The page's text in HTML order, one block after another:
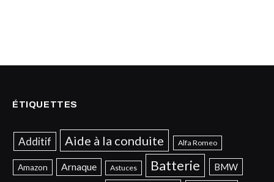
ÉTIQUETTES
Additif Aide à la conduite Alfa Romeo
Amazon Arnaque Astuces Batterie BMW